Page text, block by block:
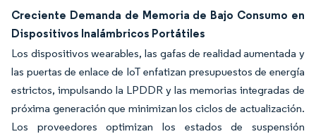
Creciente Demanda de Memoria de Bajo Consumo en
Dispositivos Inalámbricos Portátiles
Los dispositivos wearables, las gafas de realidad aumentada y
las puertas de enlace de IoT enfatizan presupuestos de energía
estrictos, impulsando la LPDDR y las memorias integradas de
próxima generación que minimizan los ciclos de actualización.
Los proveedores optimizan los estados de suspensión